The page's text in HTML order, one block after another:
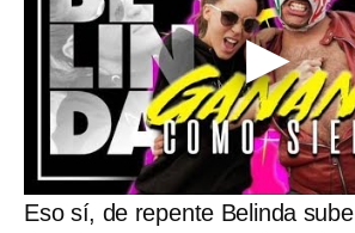
Eso sí, de repente Belinda